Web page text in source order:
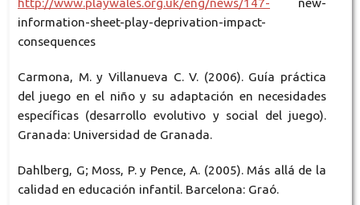
http://www.playwales.org.uk/eng/news/147- new-
information-sheet-play-deprivation-impact-
consequences
Carmona, M. y Villanueva C. V. (2006). Guía práctica
del juego en el niño y su adaptación en necesidades
específicas (desarrollo evolutivo y social del juego).
Granada: Universidad de Granada.
Dahlberg, G; Moss, P. y Pence, A. (2005). Más allá de la
calidad en educación infantil. Barcelona: Graó.